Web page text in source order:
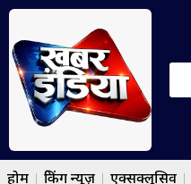
होम ब्रेकिंग न्यूज़ एक्सक्लूसिव